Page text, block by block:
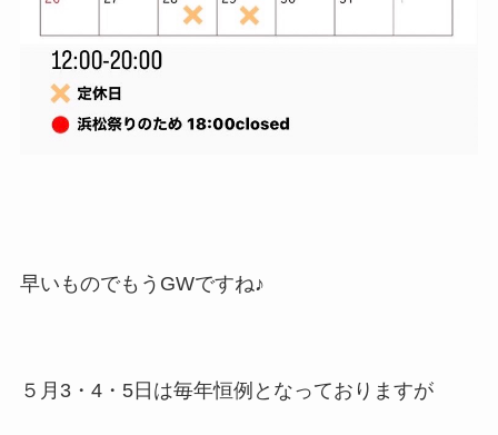
早いものでもうGWですね♪
５月3・4・5日は毎年恒例となっておりますが